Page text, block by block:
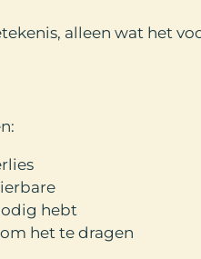
alleen wat het
hebt
het te dragen